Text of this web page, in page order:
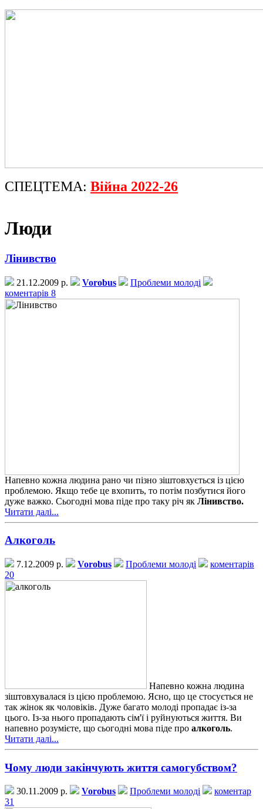
СПЕЦТЕМА: Війна 2022-26
Люди
Лінивство
21.12.2009 р. Vorobus
Проблеми молоді
коментарів 8
Напевно кожна людина рано чи пізно зіштовхується із цією
проблемою. Якщо тебе це вхопить, то потім позбутися його
дуже важко. Сьогодні мова піде про таку річ як Лінивство.
Читати далі...
Алкоголь
7.12.2009 р. Vorobus Проблеми молоді
коментарів
20
Напевно кожна людина
зіштовхувалася із цією проблемою. Ясно, що це стосується не
так жінок як чоловіків. Дуже багато молоді пропадає із-за
цього. Із-за нього пропадають сім'ї і руйнуються життя. Ви
напевно розумієте, що сьогодні мова піде про алкоголь.
Читати далі...
Чому люди закінчують життя самогубством?
30.11.2009 р. Vorobus Проблеми молоді
коментар
31